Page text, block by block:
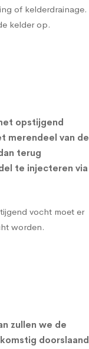
of kelderdrainage.
kelder op.
opstijgend
merendeel van de
terug
te injecteren via
vocht moet er
worden.
zullen we de
doorslaand